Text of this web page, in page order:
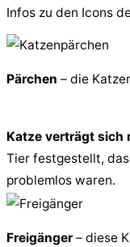
Infos zu den Icons
Pärchen – die
Katze verträgt sich
Tier festgestellt,
problemlos waren.
Freigänger – diese